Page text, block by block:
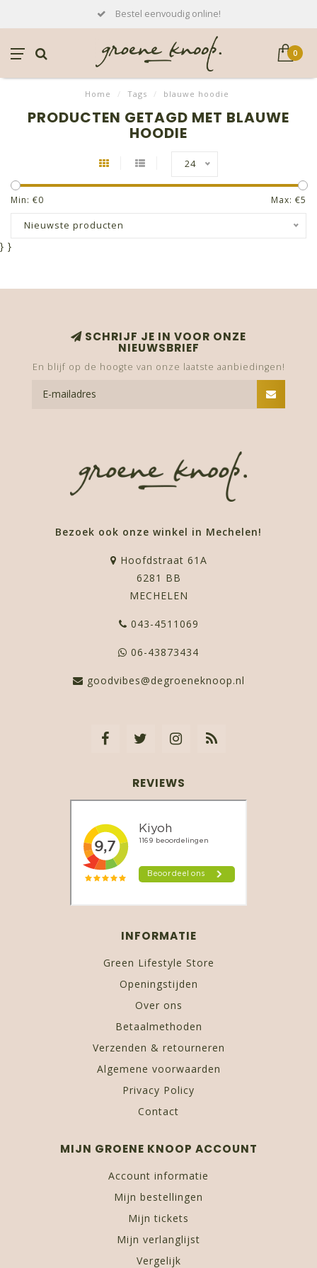
Bestel eenvoudig online!
0
Home / Tags / blauwe hoodie
PRODUCTEN GETAGD MET BLAUWE
HOODIE
24
Min: €0 Max: €5
Nieuwste producten
} }
SCHRIJF JE IN VOOR ONZE
NIEUWSBRIEF
En blijf op de hoogte van onze laatste aanbiedingen!
Bezoek ook onze winkel in Mechelen!
Hoofdstraat 61A
6281 BB
MECHELEN
043-4511069
06-43873434
goodvibes@degroeneknoop.nl
REVIEWS
INFORMATIE
Green Lifestyle Store
Openingstijden
Over ons
Betaalmethoden
Verzenden & retourneren
Algemene voorwaarden
Privacy Policy
Contact
MIJN GROENE KNOOP ACCOUNT
Account informatie
Mijn bestellingen
Mijn tickets
Mijn verlanglijst
Vergelijk